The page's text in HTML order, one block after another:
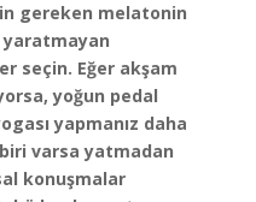
gereken melatonin
yaratmayan
seçin. Eğer akşam
yoğun pedal
yapmanız daha
varsa yatmadan
konuşmalar